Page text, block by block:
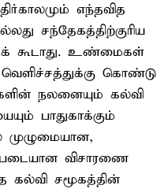
எந்தவித
சந்தேகத்திற்குரிய
கூடாது. உண்மைகள்
கொண்டு
நலனையும் கல்வி
பாதுகாக்கும்
முழுமையான,
விசாரணை
சமூகத்தின்